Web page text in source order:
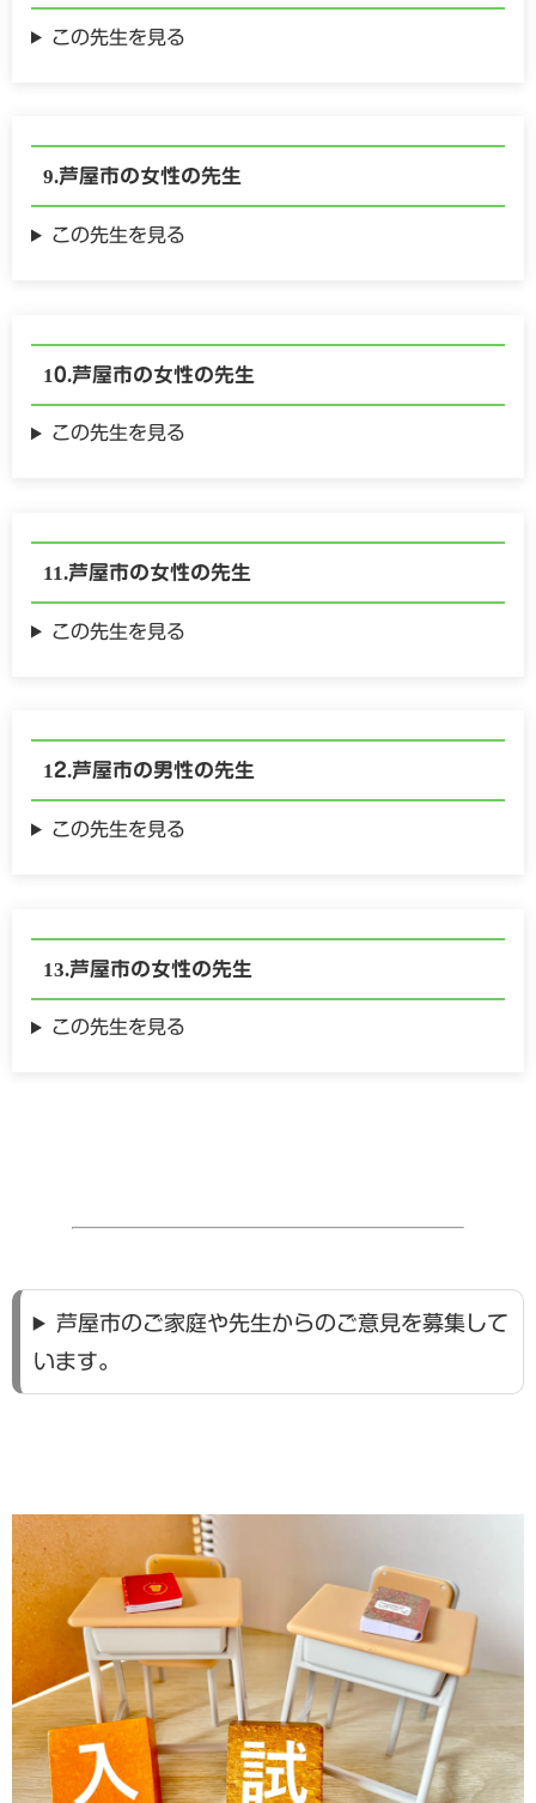
この先生を見る
芦屋市の女性の先生
この先生を見る
芦屋市の女性の先生
この先生を見る
芦屋市の女性の先生
この先生を見る
芦屋市の男性の先生
この先生を見る
芦屋市の女性の先生
この先生を見る
芦屋市のご家庭や先生からのご意見を募集して
います。